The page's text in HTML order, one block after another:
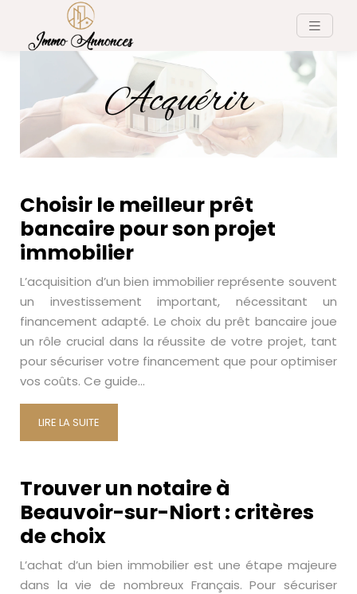
Acquérir
Choisir le meilleur prêt
bancaire pour son projet
immobilier
L’acquisition d’un bien immobilier représente souvent
un investissement important, nécessitant un
financement adapté. Le choix du prêt bancaire joue
un rôle crucial dans la réussite de votre projet, tant
pour sécuriser votre financement que pour optimiser
vos coûts. Ce guide…
LIRE LA SUITE
Trouver un notaire à
Beauvoir-sur-Niort : critères
de choix
L’achat d’un bien immobilier est une étape majeure
dans la vie de nombreux Français. Pour sécuriser